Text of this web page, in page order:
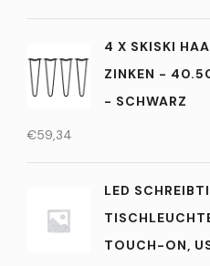
4 X SKISKI
ZINKEN -
- SCHWARZ
€59,34
LED
TOUCH-ON,